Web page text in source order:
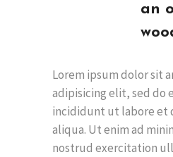
an
Lorem ipsum dolor sit
adipisicing elit, sed do
incididunt ut labore et
aliqua. Ut enim ad
nostrud exercitation